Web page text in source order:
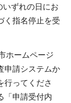
いずれの日にお
く指名停止を受
ホームページ
申請システムか
行ってくださ
「申請受付内